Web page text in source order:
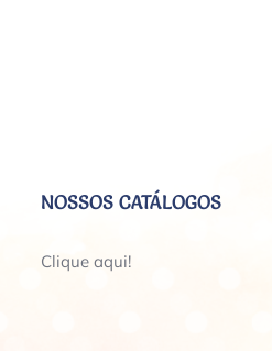
NOSSOS CATÁLOGOS
Clique aqui!